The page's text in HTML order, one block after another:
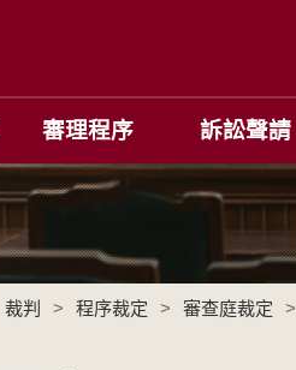
審理程序 訴訟聲請
裁判 > 程序裁定 > 審查庭裁定 >